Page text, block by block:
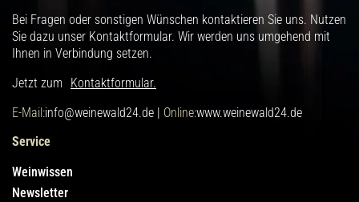
Service
Weinwissen
Newsletter
Bei Fragen oder sonstigen Wünschen kontaktieren Sie uns. Nutzen
Sie dazu unser Kontaktformular. Wir werden uns umgehend mit
Ihnen in Verbindung setzen.
Jetzt zum
Kontaktformular.
E-Mail:info@weinewald24.de | Online:www.weinewald24.de